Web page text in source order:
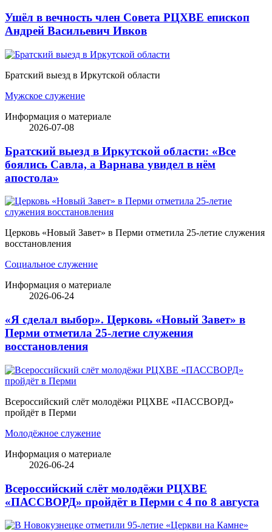
Ушёл в вечность член Совета РЦХВЕ епископ
Андрей Васильевич Ивков
Братский выезд в Иркутской области
Мужское служение
Информация о материале
2026-07-08
Братский выезд в Иркутской области: «Все
боялись Савла, а Варнава увидел в нём
апостола»
Церковь «Новый Завет» в Перми отметила 25-летие служения
восстановления
Социальное служение
Информация о материале
2026-06-24
«Я сделал выбор». Церковь «Новый Завет» в
Перми отметила 25-летие служения
восстановления
Всероссийский слёт молодёжи РЦХВЕ «ПАССВОРД»
пройдёт в Перми
Молодёжное служение
Информация о материале
2026-06-24
Всероссийский слёт молодёжи РЦХВЕ
«ПАССВОРД» пройдёт в Перми с 4 по 8 августа